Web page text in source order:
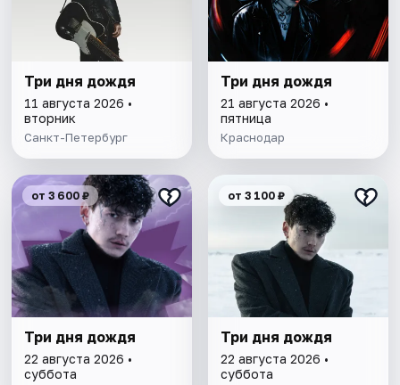
Три дня дождя
11 августа 2026 •
вторник
Санкт-Петербург
Три дня дождя
21 августа 2026 •
пятница
Краснодар
от 3 600 ₽
Три дня дождя
22 августа 2026 •
суббота
от 3 100 ₽
Три дня дождя
22 августа 2026 •
суббота